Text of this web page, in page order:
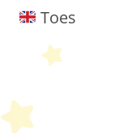
Toes